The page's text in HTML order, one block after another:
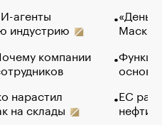
агенты
индустрию
компании
нарастил
на склады
Маск в
основ
ЕС
нефти